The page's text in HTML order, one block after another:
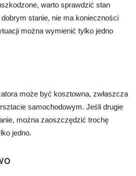
warto sprawdzić stan
stanie, nie ma konieczności
można wymienić tylko jedno
może być kosztowna, zwłaszcza
samochodowym. Jeśli drugie
można zaoszczędzić trochę
jedno.